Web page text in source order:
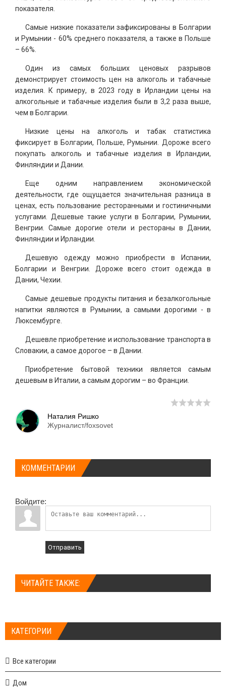
показателя.
Самые низкие показатели зафиксированы в Болгарии
и Румынии - 60% среднего показателя, а также в Польше
– 66%.
Один из самых больших ценовых разрывов
демонстрирует стоимость цен на алкоголь и табачные
изделия. К примеру, в 2023 году в Ирландии цены на
алкогольные и табачные изделия были в 3,2 раза выше,
чем в Болгарии.
Низкие цены на алкоголь и табак статистика
фиксирует в Болгарии, Польше, Румынии. Дороже всего
покупать алкоголь и табачные изделия в Ирландии,
Финляндии и Дании.
Еще одним направлением экономической
деятельности, где ощущается значительная разница в
ценах, есть пользование ресторанными и гостиничными
услугами. Дешевые такие услуги в Болгарии, Румынии,
Венгрии. Самые дорогие отели и рестораны в Дании,
Финляндии и Ирландии.
Дешевую одежду можно приобрести в Испании,
Болгарии и Венгрии. Дороже всего стоит одежда в
Дании, Чехии.
Самые дешевые продукты питания и безалкогольные
напитки являются в Румынии, а самыми дорогими - в
Люксембурге.
Дешевле приобретение и использование транспорта в
Словакии, а самое дорогое – в Дании.
Приобретение бытовой техники является самым
дешевым в Италии, а самым дорогим – во Франции.
Наталия Ришко
Журналист/foxsovet
КОММЕНТАРИИ
Войдите:
Отправить
ЧИТАЙТЕ ТАКЖЕ:
КАТЕГОРИИ
Все категории
Дом